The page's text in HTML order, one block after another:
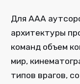
Для AAA
архитектуры
команд объем
мир,
типов врагов,